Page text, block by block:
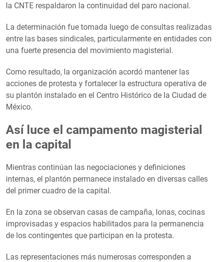
la CNTE respaldaron la continuidad del paro nacional.
La determinación fue tomada luego de consultas realizadas
entre las bases sindicales, particularmente en entidades con
una fuerte presencia del movimiento magisterial.
Como resultado, la organización acordó mantener las
acciones de protesta y fortalecer la estructura operativa de
su plantón instalado en el Centro Histórico de la Ciudad de
México.
Así luce el campamento magisterial
en la capital
Mientras continúan las negociaciones y definiciones
internas, el plantón permanece instalado en diversas calles
del primer cuadro de la capital.
En la zona se observan casas de campaña, lonas, cocinas
improvisadas y espacios habilitados para la permanencia
de los contingentes que participan en la protesta.
Las representaciones más numerosas corresponden a